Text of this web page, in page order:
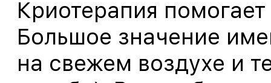
Криотерапия
Большое значение
на свежем воздухе и